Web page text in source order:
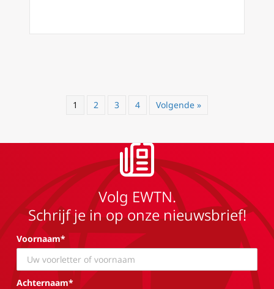
1 2 3 4 Volgende »
Volg EWTN.
Schrijf je in op onze nieuwsbrief!
Voornaam*
Achternaam*